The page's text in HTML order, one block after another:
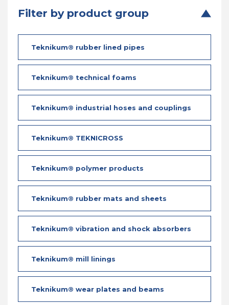
Filter by product group
Teknikum® rubber lined pipes
Teknikum® technical foams
Teknikum® industrial hoses and couplings
Teknikum® TEKNICROSS
Teknikum® polymer products
Teknikum® rubber mats and sheets
Teknikum® vibration and shock absorbers
Teknikum® mill linings
Teknikum® wear plates and beams